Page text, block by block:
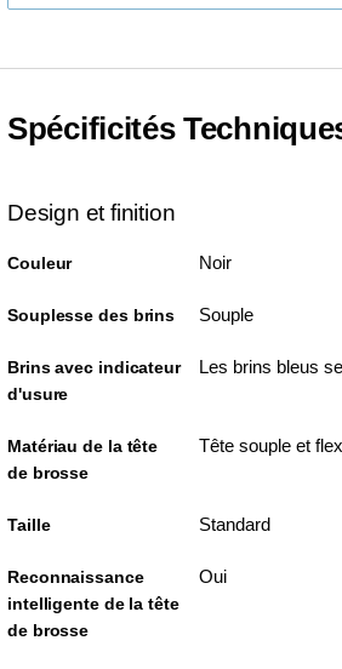
Spécificités
Design et finition
Couleur Noir
Souplesse des brins Souple
Brins avec indicateur
d'usure
Les brins bleus
Matériau de la tête
de brosse
Tête souple et
Taille Standard
Reconnaissance
intelligente de la tête
de brosse
Oui